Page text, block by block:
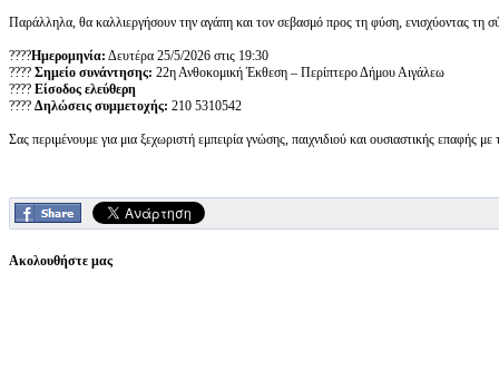
Παράλληλα, θα καλλιεργήσουν την αγάπη και τον σεβασμό προς τη φύση, ενισχύοντας τη
????Ημερομηνία: Δευτέρα 25/5/2026 στις 19:30
???? Σημείο συνάντησης: 22η Ανθοκομική Έκθεση – Περίπτερο Δήμου Αιγάλεω
????️ Είσοδος ελεύθερη
???? Δηλώσεις συμμετοχής: 210 5310542
Σας περιμένουμε για μια ξεχωριστή εμπειρία γνώσης, παιχνιδιού και ουσιαστικής επαφής
Ακολουθήστε μας